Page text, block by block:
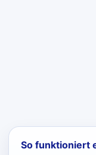
So funktioniert